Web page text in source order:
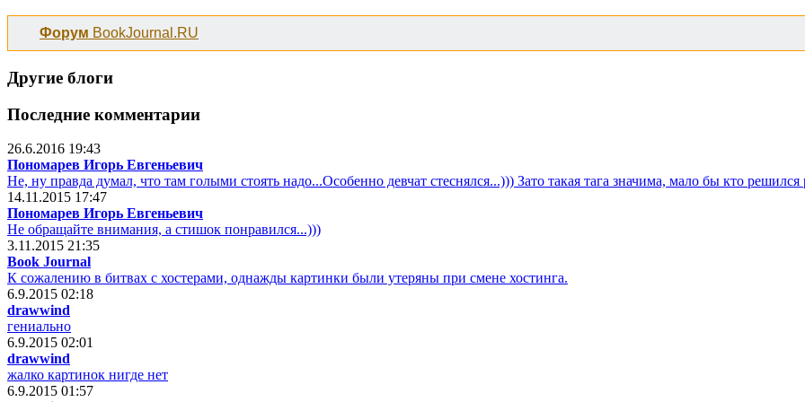
Форум BookJournal.RU
Другие блоги
Последние комментарии
26.6.2016 19:43
Пономарев Игорь Евгеньевич
Не, ну правда думал, что там голыми стоять надо...Особенно девчат стеснялся...))) Зато такая тага значима, мало бы кто
14.11.2015 17:47
Пономарев Игорь Евгеньевич
Не обращайте внимания, а стишок понравился...)))
3.11.2015 21:35
Book Journal
К сожалению в битвах с хостерами, однажды картинки были утеряны при смене хостинга.
6.9.2015 02:18
drawwind
гениально
6.9.2015 02:01
drawwind
жалко картинок нигде нет
6.9.2015 01:57